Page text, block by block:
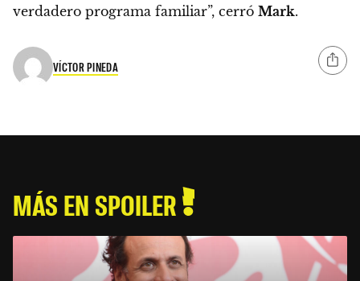
verdadero programa familiar”, cerró Mark.
VÍCTOR PINEDA
MÁS EN SPOILER